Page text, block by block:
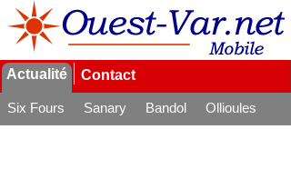
Actualité Contact
Six Fours Sanary Bandol
Ollioules